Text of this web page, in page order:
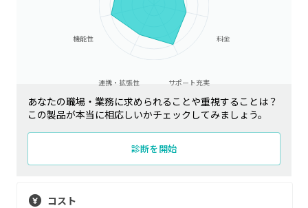
料金
サポート充実
連携・拡張性
機能性
あなたの職場・業務に求められることや重視することは？
この製品が本当に相応しいかチェックしてみましょう。
診断を開始
コスト